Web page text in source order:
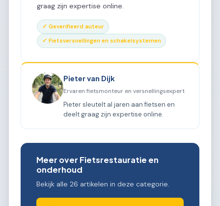
graag zijn expertise online.
✓ Geverifieerd auteur
✓ Fietsversnellingen en schakelsystemen
Pieter van Dijk
Ervaren fietsmonteur en versnellingsexpert
Pieter sleutelt al jaren aan fietsen en
deelt graag zijn expertise online.
Meer over Fietsrestauratie en
onderhoud
Bekijk alle 26 artikelen in deze categorie.